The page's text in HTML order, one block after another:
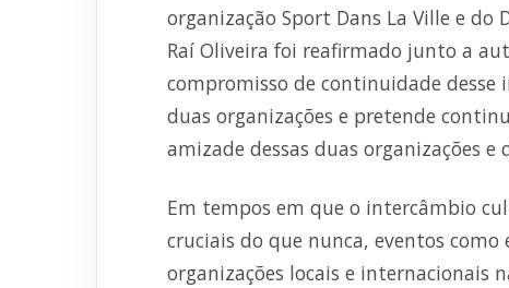
organização Sport Dans La Ville e do
Raí Oliveira foi reafirmado junto a
compromisso de continuidade
duas organizações e pretende
amizade dessas duas organizações e
Em tempos em que o intercâmbio
cruciais do que nunca, eventos
organizações locais e internacionais